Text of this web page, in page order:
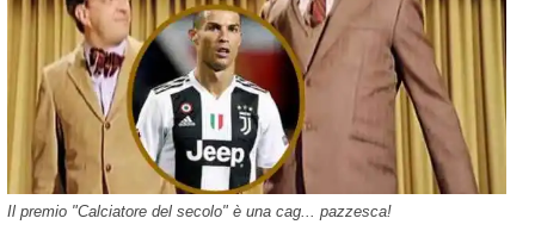
Il premio "Calciatore del secolo" è una cag... pazzesca!